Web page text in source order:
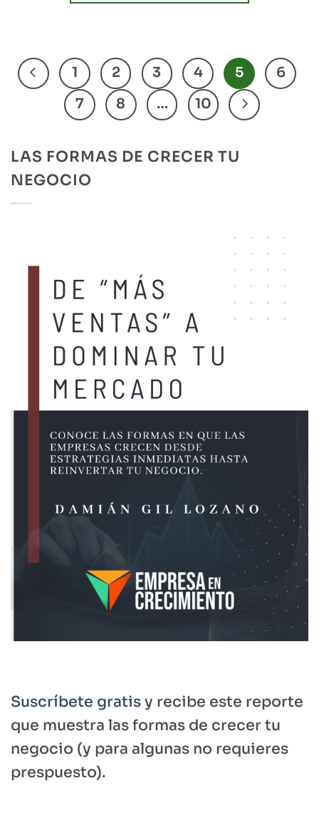
1 2 3 4 5
6
7
8 … 10
LAS FORMAS DE CRECER TU
NEGOCIO
Suscríbete gratisy recibe este reporte
que muestra las formas de crecer tu
negocio (y para algunas no requieres
prespuesto).